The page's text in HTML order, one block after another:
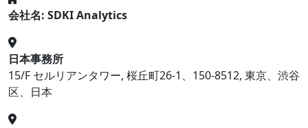
会社名: SDKI Analytics
日本事務所
15/F セルリアンタワー, 桜丘町26-1、150-8512, 東京、渋谷
区、日本